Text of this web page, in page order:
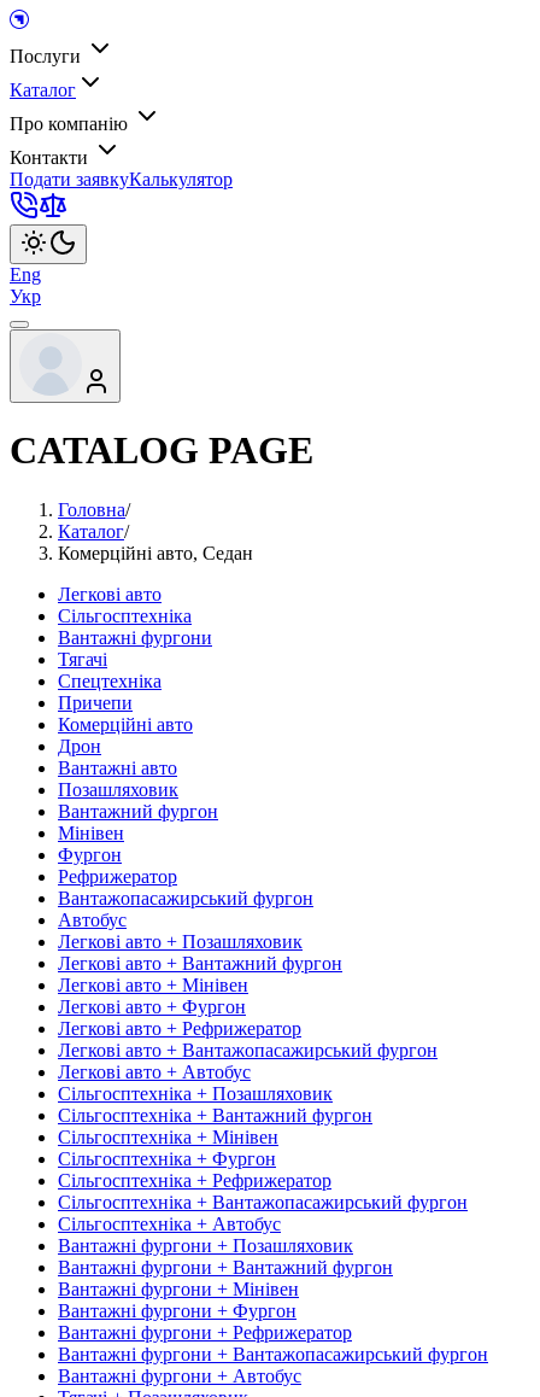
Послуги
Каталог
Про компанію
Контакти
Подати заявкуКалькулятор
Eng
Укр
CATALOG PAGE
Головна/
Каталог/
Комерційні авто, Седан
Легкові авто
Сільгосптехніка
Вантажні фургони
Тягачі
Спецтехніка
Причепи
Комерційні авто
Дрон
Вантажні авто
Позашляховик
Вантажний фургон
Мінівен
Фургон
Рефрижератор
Вантажопасажирський фургон
Автобус
Легкові авто + Позашляховик
Легкові авто + Вантажний фургон
Легкові авто + Мінівен
Легкові авто + Фургон
Легкові авто + Рефрижератор
Легкові авто + Вантажопасажирський фургон
Легкові авто + Автобус
Сільгосптехніка + Позашляховик
Сільгосптехніка + Вантажний фургон
Сільгосптехніка + Мінівен
Сільгосптехніка + Фургон
Сільгосптехніка + Рефрижератор
Сільгосптехніка + Вантажопасажирський фургон
Сільгосптехніка + Автобус
Вантажні фургони + Позашляховик
Вантажні фургони + Вантажний фургон
Вантажні фургони + Мінівен
Вантажні фургони + Фургон
Вантажні фургони + Рефрижератор
Вантажні фургони + Вантажопасажирський фургон
Вантажні фургони + Автобус